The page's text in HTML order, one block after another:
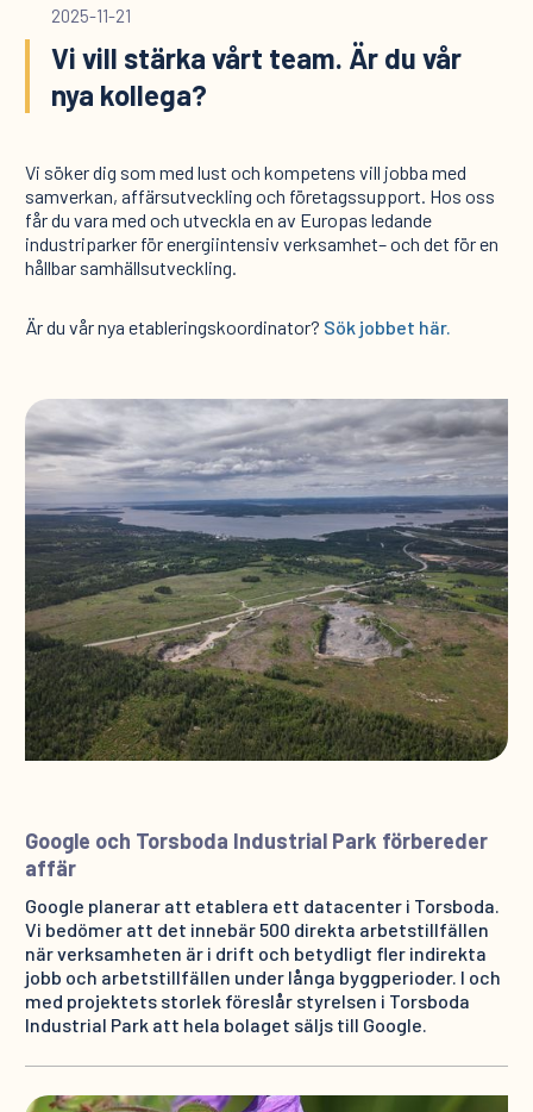
2025-11-21
Vi vill stärka vårt team. Är du vår
nya kollega?
Vi söker dig som med lust och kompetens vill jobba med
samverkan, affärsutveckling och företagssupport. Hos oss
får du vara med och utveckla en av Europas ledande
industriparker för energiintensiv verksamhet– och det för en
hållbar samhällsutveckling.
Är du vår nya etableringskoordinator? Sök jobbet här.
Google och Torsboda Industrial Park förbereder
affär
Google planerar att etablera ett datacenter i Torsboda.
Vi bedömer att det innebär 500 direkta arbetstillfällen
när verksamheten är i drift och betydligt fler indirekta
jobb och arbetstillfällen under långa byggperioder. I och
med projektets storlek föreslår styrelsen i Torsboda
Industrial Park att hela bolaget säljs till Google.